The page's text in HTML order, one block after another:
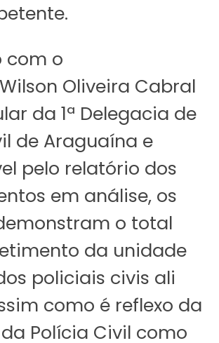
com o
Oliveira Cabral
da 1ª Delegacia de
de Araguaína e
pelo relatório dos
em análise, os
o total
da unidade
policiais civis ali
como é reflexo da
Polícia Civil como